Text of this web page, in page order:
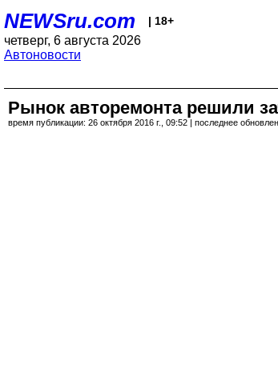
NEWSru.com | 18+
четверг, 6 августа 2026
Автоновости
Рынок авторемонта решили
время публикации: 26 октября 2016 г., 09:52 | последнее